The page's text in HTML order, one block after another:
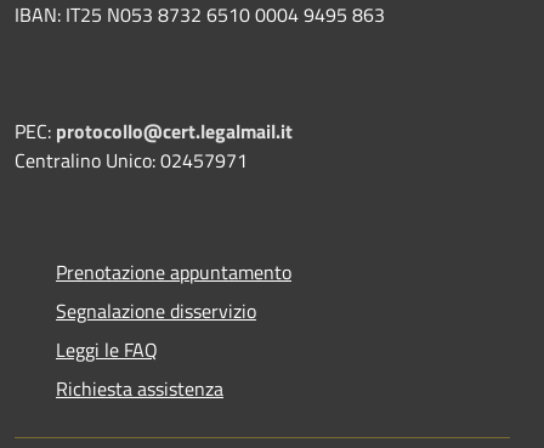
IBAN: IT25 N053 8732 6510 0004 9495 863
PEC: protocollo@cert.legalmail.it
Centralino Unico: 02457971
Prenotazione appuntamento
Segnalazione disservizio
Leggi le FAQ
Richiesta assistenza